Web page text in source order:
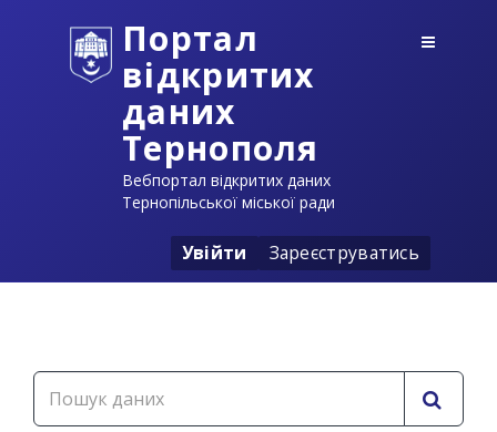
Портал
відкритих
даних
Тернополя
Вебпортал відкритих даних
Тернопільської міської ради
Увійти Зареєструватись